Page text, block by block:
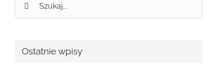
Szukaj
Ostatnie wpisy